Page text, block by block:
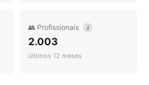
👥 Profissionais i
2.003
últimos 12 meses